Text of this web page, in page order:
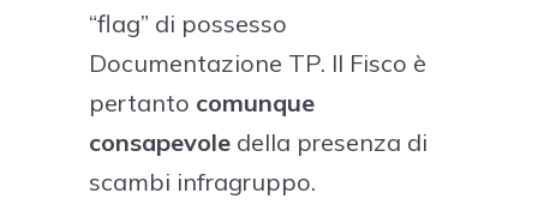
“flag” di possesso
Documentazione TP. Il Fisco è
pertanto comunque
consapevole della presenza di
scambi infragruppo.